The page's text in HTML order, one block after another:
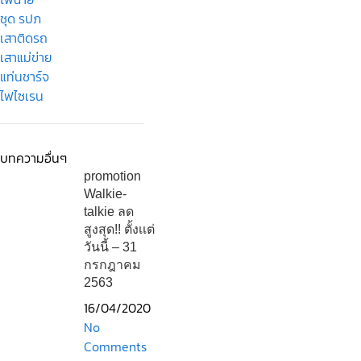
ชุด รปภ
เสาติดรถ
เสาแม่ข่าย
แท่นชาร์จ
ไฟไซเรน
บทความอื่นๆ
promotion
Walkie-
talkie ลด
สูงสุด!! ตั้งเเต่
วันนี้ – 31
กรกฎาคม
2563
16/04/2020
No
Comments